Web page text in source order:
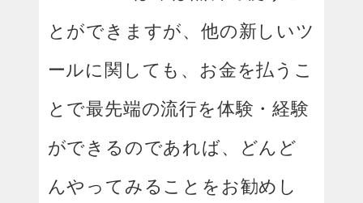
とができますが、他の新しいツ
ールに関しても、お金を払うこ
とで最先端の流行を体験・経験
ができるのであれば、どんど
んやってみることをお勧めし